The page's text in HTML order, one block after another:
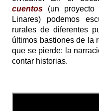
cuentos (un
Linares) podemos
rurales de diferentes
últimos bastiones de la
que se pierde: la
contar historias.